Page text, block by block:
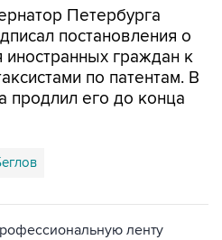
Петербурга
постановления о
граждан к
по патентам. В
продлил его до конца
ленту